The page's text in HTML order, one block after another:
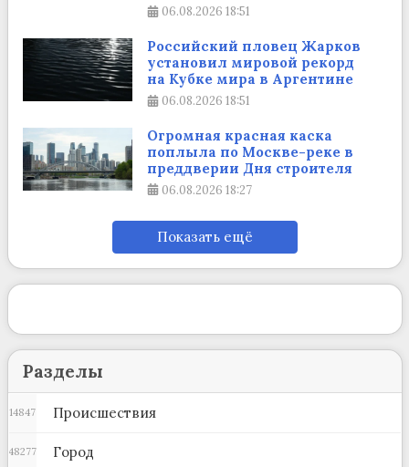
06.08.2026 18:51
Российский пловец Жарков
установил мировой рекорд
на Кубке мира в Аргентине
06.08.2026 18:51
Огромная красная каска
поплыла по Москве-реке в
преддверии Дня строителя
06.08.2026 18:27
Показать ещё
Разделы
Происшествия
14847
Город
48277